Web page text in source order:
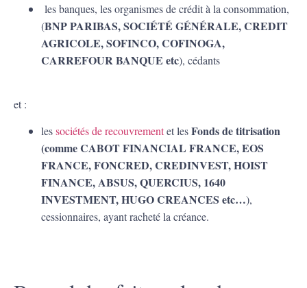
les banques, les organismes de crédit à la consommation,
(BNP PARIBAS, SOCIÉTÉ GÉNÉRALE, CREDIT
AGRICOLE, SOFINCO, COFINOGA,
CARREFOUR BANQUE etc), cédants
et :
lessociétés de recouvrementet lesFonds de titrisation
(comme CABOT FINANCIAL FRANCE, EOS
FRANCE, FONCRED, CREDINVEST, HOIST
FINANCE, ABSUS, QUERCIUS, 1640
INVESTMENT, HUGO CREANCES etc…),
cessionnaires, ayant racheté la créance.